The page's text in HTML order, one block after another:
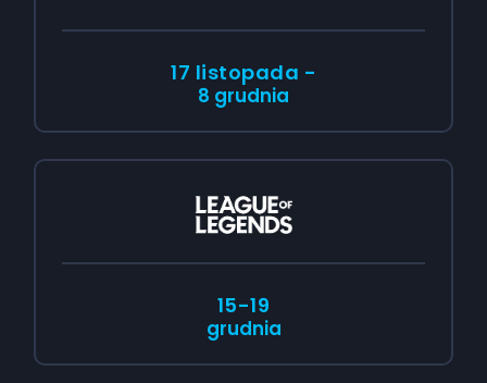
17 listopada -
8 grudnia
15-19
grudnia